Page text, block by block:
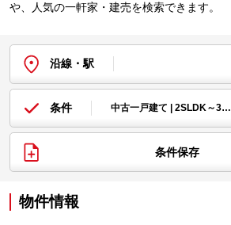
や、人気の一軒家・建売を検索できます。
沿線・駅
条件 中古一戸建て | 2SLDK～3…
条件保存
物件情報